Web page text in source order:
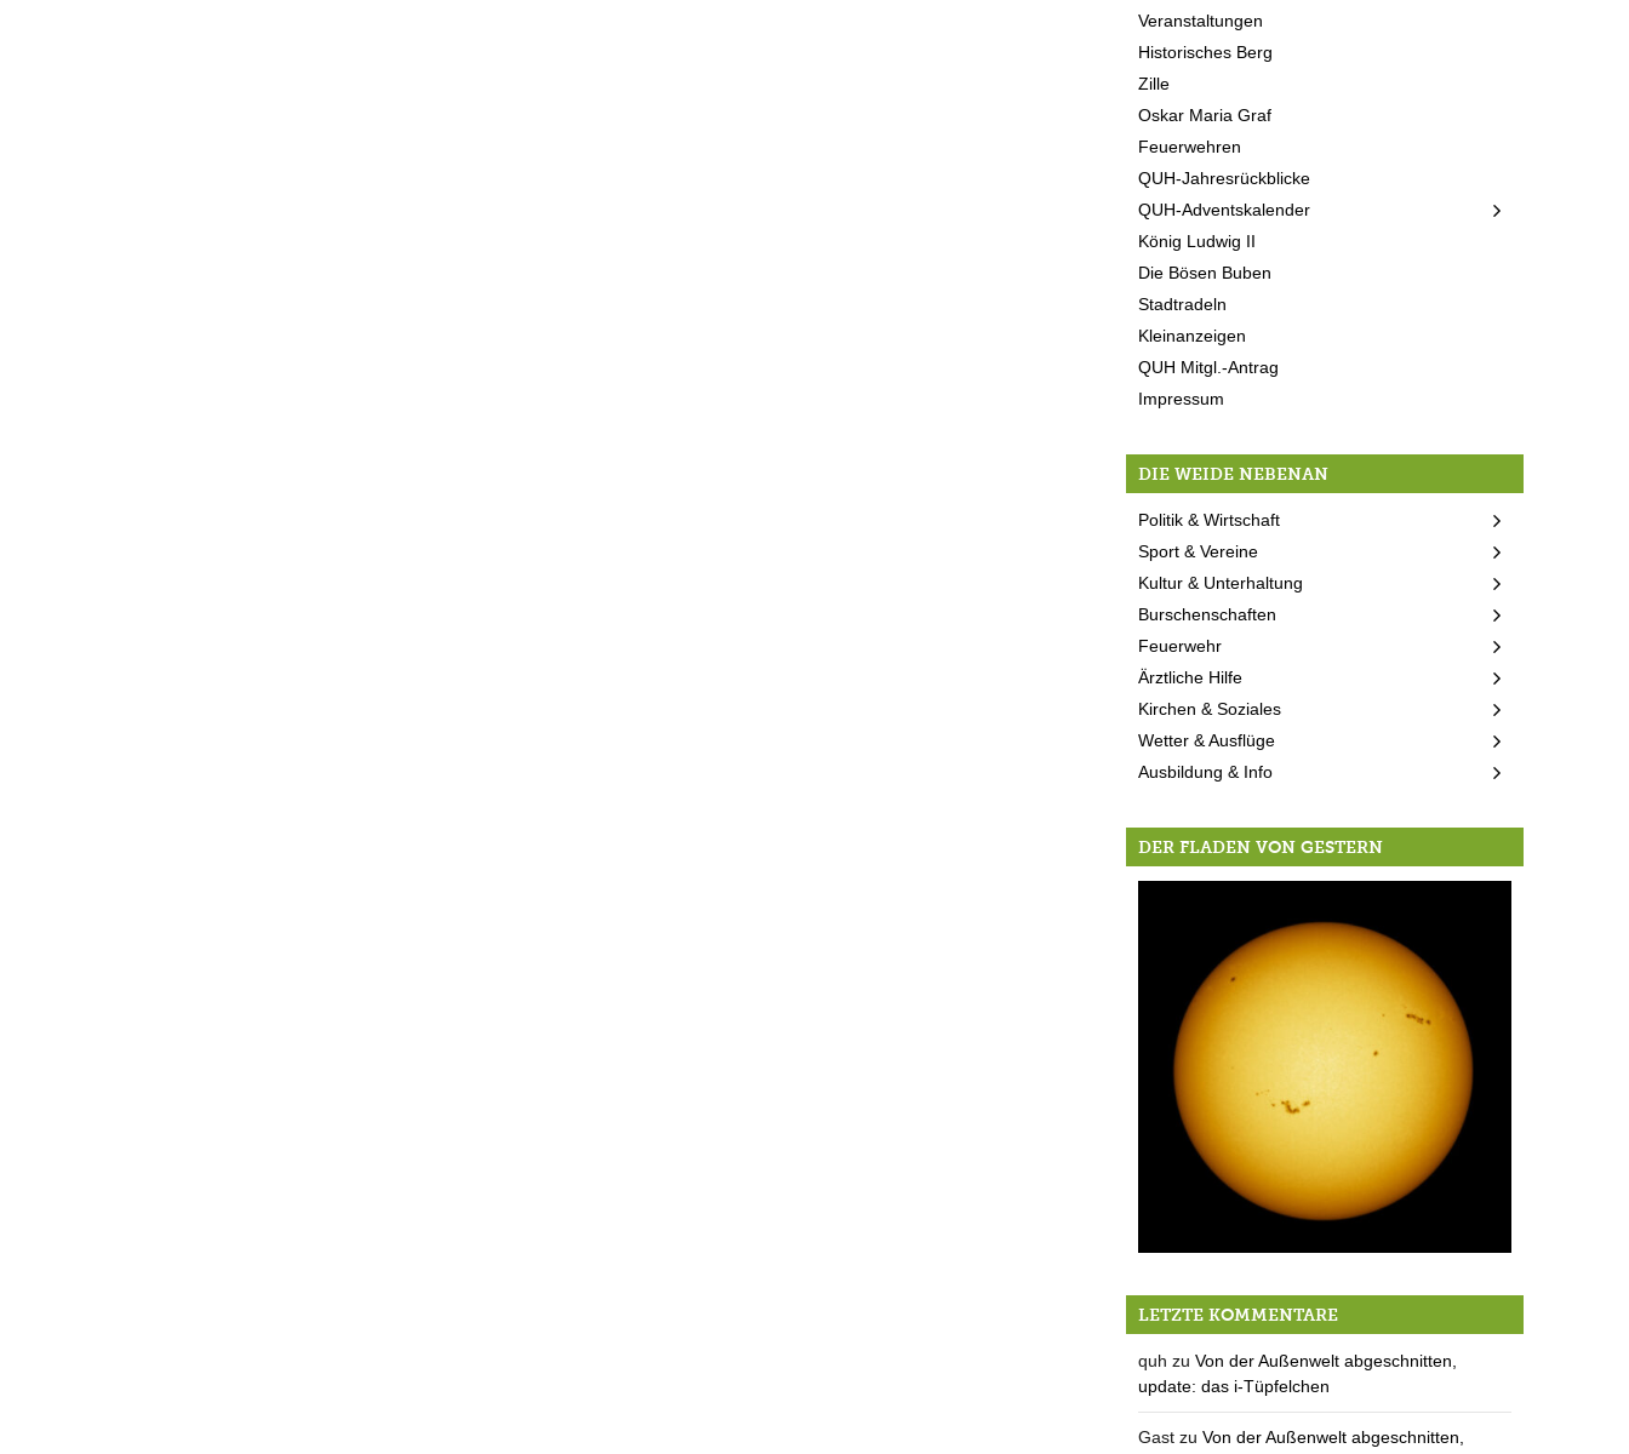
Veranstaltungen
Historisches Berg
Zille
Oskar Maria Graf
Feuerwehren
QUH-Jahresrückblicke
QUH-Adventskalender
König Ludwig II
Die Bösen Buben
Stadtradeln
Kleinanzeigen
QUH Mitgl.-Antrag
Impressum
DIE WEIDE NEBENAN
Politik & Wirtschaft
Sport & Vereine
Kultur & Unterhaltung
Burschenschaften
Feuerwehr
Ärztliche Hilfe
Kirchen & Soziales
Wetter & Ausflüge
Ausbildung & Info
DER FLADEN VON GESTERN
LETZTE KOMMENTARE
quh zuVon der Außenwelt abgeschnitten,
update: das i-Tüpfelchen
Gast zuVon der Außenwelt abgeschnitten,